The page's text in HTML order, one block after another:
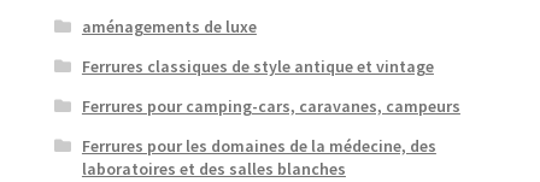
aménagements de luxe
Ferrures classiques de style antique et vintage
Ferrures pour camping-cars, caravanes, campeurs
Ferrures pour les domaines de la médecine, des
laboratoires et des salles blanches